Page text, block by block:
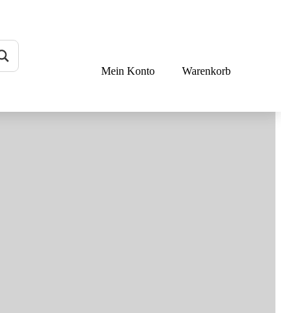
Mein Konto Warenkorb